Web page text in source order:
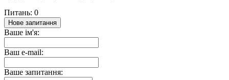
Питань: 0
Нове запитання
Ваше ім'я:
Ваш e-mail:
Ваше запитання: